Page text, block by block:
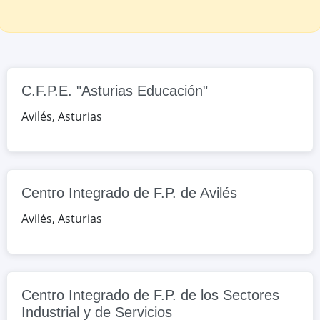
Sectores Industrial y de Servicios
Luis Moya, Nº 335, Cimavilla,
I.E.S. "Mata Jove"
Plaza del Club Patín Gijón Solimar, nº
I.E.S. "Número 1"
C.F.P.E. "Asturias Educación"
Avilés, Asturias
Centro Integrado de F.P. de Avilés
Avilés, Asturias
Centro Integrado de F.P. de los Sectores
Industrial y de Servicios